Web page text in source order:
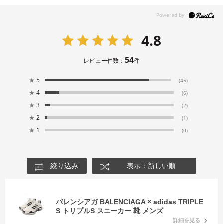
4.8
レビュー件数： 54件
★ 5 (45)
★ 4 (6)
★ 3 (2)
★ 2 (1)
★ 1 (0)
絞り込み 表示：新しい順
バレンシアガ BALENCIAGA × adidas TRIPLE
S トリプルS スニーカー 靴 メンズ
詳細を見る